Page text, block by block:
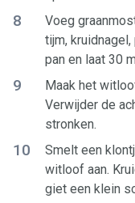
8
Voeg
tijm,
pan en laat 30
9
Maak het
Verwijder de
stronken.
10
Smelt een
witloof aan.
giet een klein